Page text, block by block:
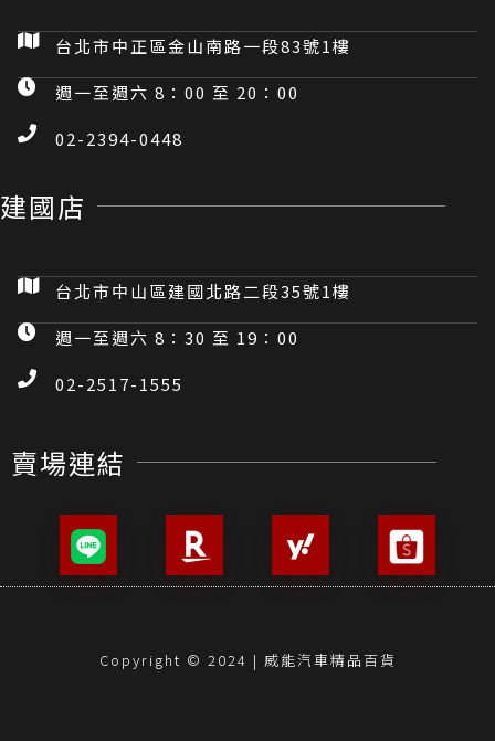
台北市中正區金山南路一段83號1樓
週一至週六 8：00 至 20：00
02-2394-0448
建國店
台北市中山區建國北路二段35號1樓
週一至週六 8：30 至 19：00
02-2517-1555
賣場連結
Copyright © 2024 | 威能汽車精品百貨